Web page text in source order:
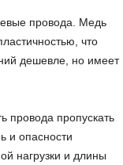
провода. Медь
что
дешевле, но имеет
провода пропускать
и опасности
нагрузки и длины